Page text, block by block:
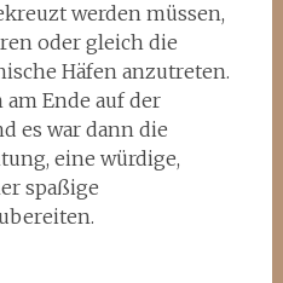
werden müssen,
oder gleich die
Häfen anzutreten.
Ende auf der
es war dann die
eine würdige,
spaßige